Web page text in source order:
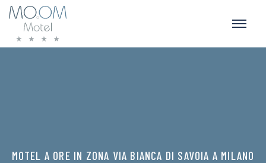
MOTEL A ORE IN ZONA VIA BIANCA DI SAVOIA A MILANO